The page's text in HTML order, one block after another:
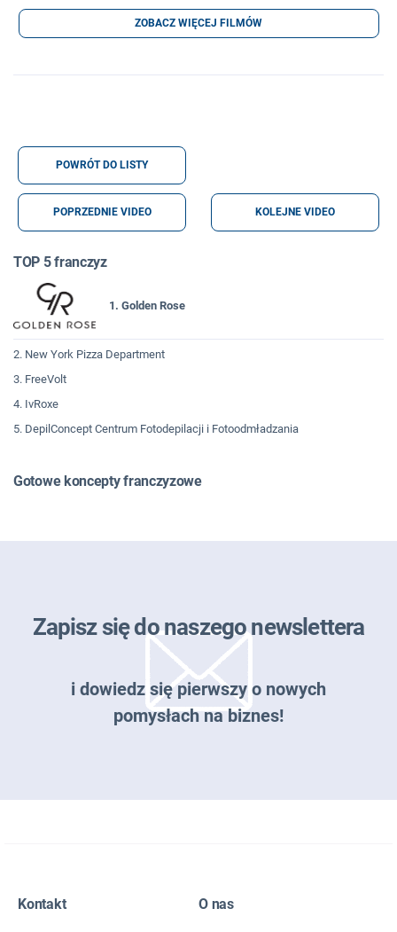
ZOBACZ WIĘCEJ FILMÓW
POWRÓT DO LISTY
POPRZEDNIE VIDEO KOLEJNE VIDEO
TOP 5 franczyz
1. Golden Rose
2. New York Pizza Department
3. FreeVolt
4. IvRoxe
5. DepilConcept Centrum Fotodepilacji i Fotoodmładzania
Gotowe koncepty franczyzowe
Zapisz się do naszego newslettera
i dowiedz się pierwszy o nowych
pomysłach na biznes!
EMAIL
Kontakt O nas